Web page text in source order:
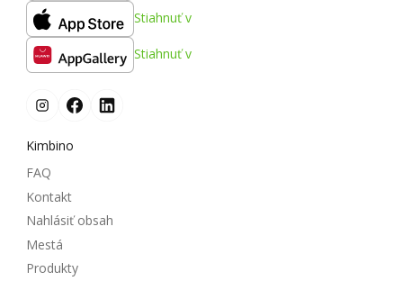
Stiahnuť v
Stiahnuť v
Kimbino
FAQ
Kontakt
Nahlásiť obsah
Mestá
Produkty